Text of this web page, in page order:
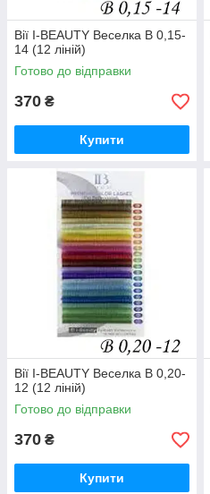
Вії I-BEAUTY Веселка B 0,15-
14 (12 ліній)
Готово до відправки
370 ₴
Купити
Вії I-BEAUTY Веселка B 0,20-
12 (12 ліній)
Готово до відправки
370 ₴
Купити